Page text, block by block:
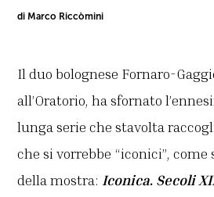
di Marco Riccòmini
Il duo bolognese Fornaro-
all’Oratorio, ha sfornato
lunga serie che stavolta
che si vorrebbe “iconici”,
della mostra: Iconica. Secoli